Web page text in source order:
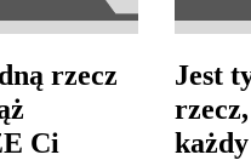
rzecz
Ci
Jest